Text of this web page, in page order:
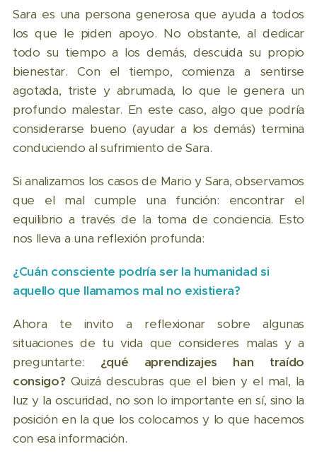
Sara es una persona generosa que ayuda a todos
los que le piden apoyo. No obstante, al dedicar
todo su tiempo a los demás, descuida su propio
bienestar. Con el tiempo, comienza a sentirse
agotada, triste y abrumada, lo que le genera un
profundo malestar. En este caso, algo que podría
considerarse bueno (ayudar a los demás) termina
conduciendo al sufrimiento de Sara.
Si analizamos los casos de Mario y Sara, observamos
que el mal cumple una función: encontrar el
equilibrio a través de la toma de conciencia. Esto
nos lleva a una reflexión profunda:
¿Cuán consciente podría ser la humanidad si
aquello que llamamos mal no existiera?
Ahora te invito a reflexionar sobre algunas
situaciones de tu vida que consideres malas y a
preguntarte: ¿qué aprendizajes han traído
consigo? Quizá descubras que el bien y el mal, la
luz y la oscuridad, no son lo importante en sí, sino la
posición en la que los colocamos y lo que hacemos
con esa información.